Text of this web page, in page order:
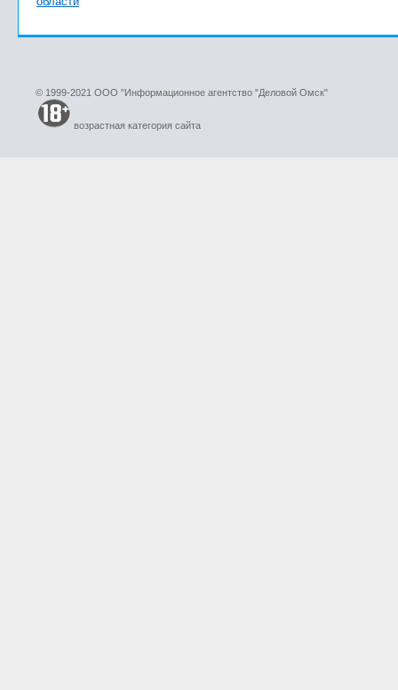
© 1999-2021 ООО "Информационное агентство "Деловой Омск"
возрастная категория сайта